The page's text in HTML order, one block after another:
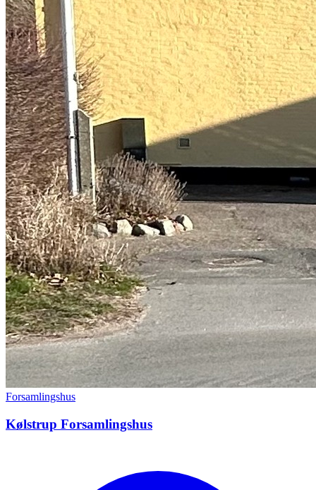
Forsamlingshus
Kølstrup Forsamlingshus